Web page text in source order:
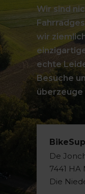
Wir sind
wir
echte
Besuche
überzeuge
De
7441 HA
Die